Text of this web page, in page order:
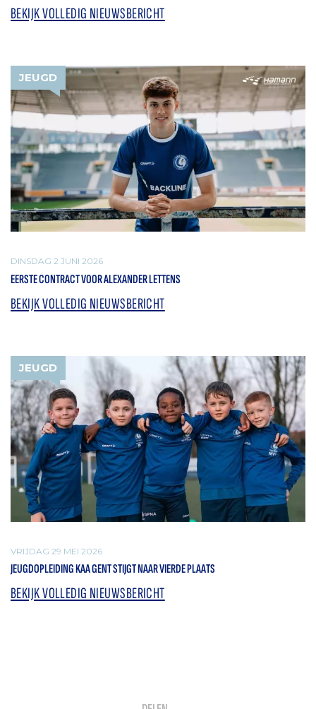
BEKIJK VOLLEDIG NIEUWSBERICHT
JEUGD
DINSDAG 2 JUNI 2026
EERSTE CONTRACT VOOR ALEXANDER LETTENS
BEKIJK VOLLEDIG NIEUWSBERICHT
JEUGD
VRIJDAG 29 MEI 2026
JEUGDOPLEIDING KAA GENT STIJGT NAAR VIERDE PLAATS
BEKIJK VOLLEDIG NIEUWSBERICHT